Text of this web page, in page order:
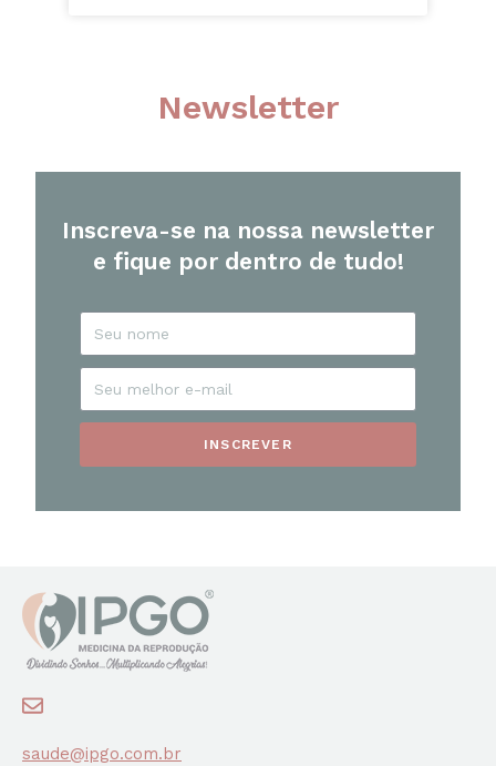
Newsletter
Inscreva-se na nossa newsletter
e fique por dentro de tudo!
INSCREVER
saude@ipgo.com.br